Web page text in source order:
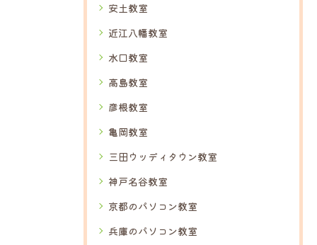
安土教室
近江八幡教室
水口教室
高島教室
彦根教室
亀岡教室
三田ウッディタウン教室
神戸名谷教室
京都のパソコン教室
兵庫のパソコン教室